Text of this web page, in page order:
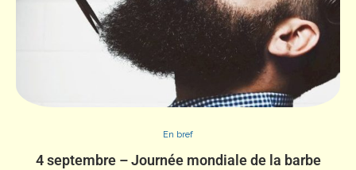
En bref
4 septembre – Journée mondiale de la barbe